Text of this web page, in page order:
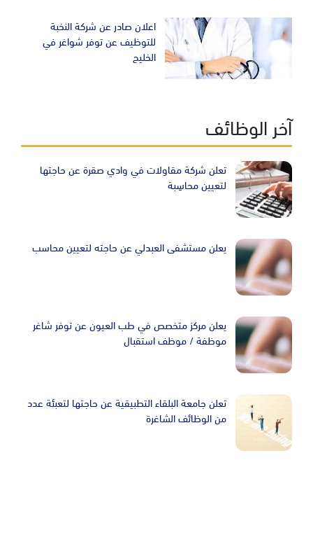
اعلان صادر عن شركة النخبة
للتوظيف عن توفر شواغر في
الخليج
آخر الوظائف
تعلن شركة مقاولات في وادي صقرة عن حاجتها
لتعيين محاسِبة
يعلن مستشفى العبدلي عن حاجته لتعيين محاسب
يعلن مركز متخصص في طب العيون عن توفر شاغر
موظفة / موظف استقبال
تعلن جامعة البلقاء التطبيقية عن حاجتها لتعبئة عدد
من الوظائف الشاغرة